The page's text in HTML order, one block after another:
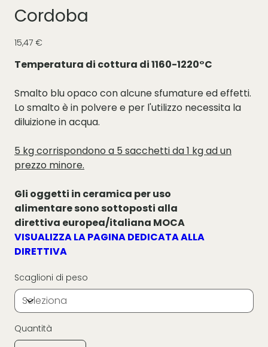
Cordoba
Prezzo
15,47 €
Temperatura di cottura di 1160-1220°C
Smalto blu opaco con alcune sfumature ed effetti.
Lo smalto è in polvere e per l'utilizzo necessita la
diluizione in acqua.
5 kg corrispondono a 5 sacchetti da 1 kg ad un
prezzo minore.
Gli oggetti in ceramica per uso
alimentare sono sottoposti alla
direttiva europea/italiana MOCA
VISUALIZZA LA PAGINA DEDICATA ALLA
DIRETTIVA
Scaglioni di peso
Quantità